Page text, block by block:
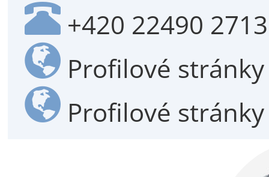
+420 22490 2713
Profilové
Profilové